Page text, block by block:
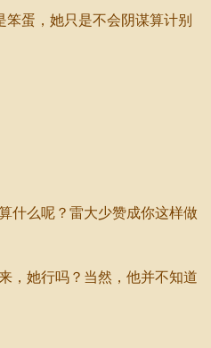
蛋，她只是不会阴谋算计别
什么呢？雷大少赞成你这样做
，她行吗？当然，他并不知道